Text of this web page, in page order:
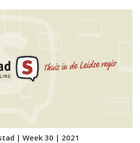
| Week 30 | 2021